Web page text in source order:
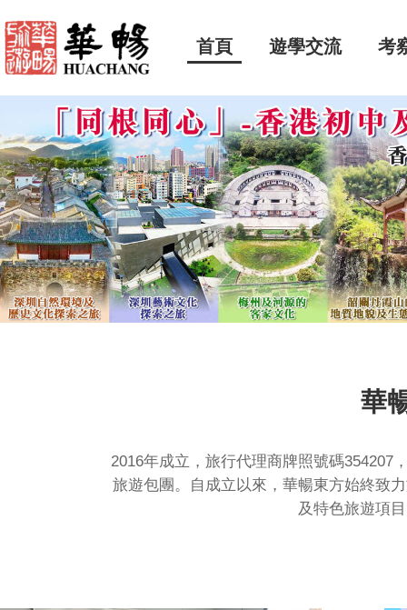
首頁 遊學交流 考
華
2016年成立，旅行代理商牌照號碼354207
旅遊包團。自成立以來，華暢東方始終致
及特色旅遊項